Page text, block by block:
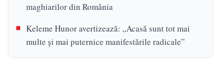
maghiarilor din România
Keleme Hunor avertizează: „Acasă sunt tot mai
multe și mai puternice manifestările radicale”